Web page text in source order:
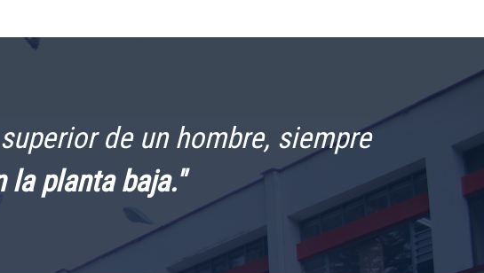
de un hombre, siempre
la planta baja."